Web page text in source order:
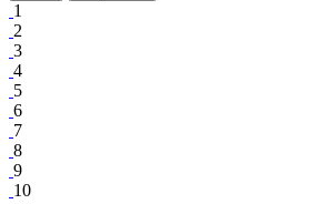
1
2
3
4
5
6
7
8
9
10